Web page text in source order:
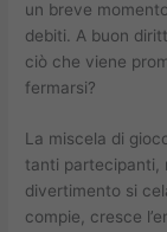
un breve
debiti. A buon
ciò che viene
fermarsi?
La miscela di
tanti partecipanti,
divertimento si
compie, cresce